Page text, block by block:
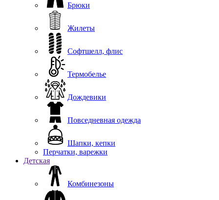
Брюки
Жилеты
Софтшелл, флис
Термобелье
Дождевики
Повседневная одежда
Шапки, кепки
Перчатки, варежки
Детская
Комбинезоны